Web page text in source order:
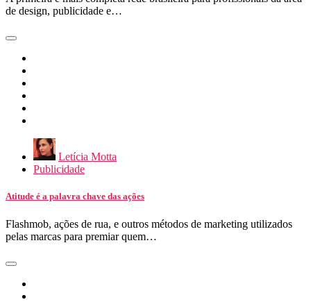
de design, publicidade e…
Letícia Motta
Publicidade
Atitude é a palavra chave das ações
Flashmob, ações de rua, e outros métodos de marketing utilizados
pelas marcas para premiar quem…